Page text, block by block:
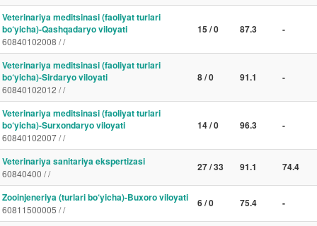
Veterinariya meditsinasi (faoliyat turlari
bo‘yicha)-Qashqadaryo viloyati
60840102008 / /
15 / 0 87.3 -
Veterinariya meditsinasi (faoliyat turlari
bo‘yicha)-Sirdaryo viloyati
60840102012 / /
8 / 0 91.1 -
Veterinariya meditsinasi (faoliyat turlari
bo‘yicha)-Surxondaryo viloyati
60840102007 / /
14 / 0 96.3 -
Veterinariya sanitariya ekspertizasi
60840400 / /
27 / 33 91.1 74.4
Zooinjeneriya (turlari bo‘yicha)-Buxoro viloyati
60811500005 / /
6 / 0 75.4 -